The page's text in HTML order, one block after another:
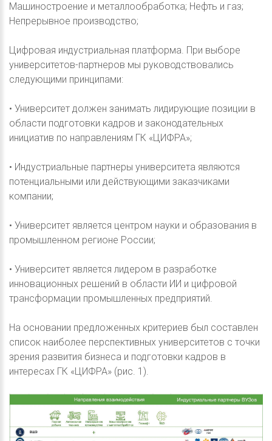
Машиностроение и металлообработка; Нефть и газ;
Непрерывное производство;
Цифровая индустриальная платформа. При выборе
университетов-партнеров мы руководствовались
следующими принципами:
• Университет должен занимать лидирующие позиции в
области подготовки кадров и законодательных
инициатив по направлениям ГК «ЦИФРА»;
• Индустриальные партнеры университета являются
потенциальными или действующими заказчиками
компании;
• Университет является центром науки и образования в
промышленном регионе России;
• Университет является лидером в разработке
инновационных решений в области ИИ и цифровой
трансформации промышленных предприятий.
На основании предложенных критериев был составлен
список наиболее перспективных университетов с точки
зрения развития бизнеса и подготовки кадров в
интересах ГК «ЦИФРА» (рис. 1).